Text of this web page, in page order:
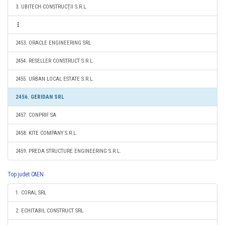
3. UBITECH CONSTRUCŢII S.R.L.
2453. ORACLE ENGINEERING SRL
2454. RESELLER CONSTRUCT S.R.L.
2455. URBAN LOCAL ESTATE S.R.L.
2456. GERIDAN SRL
2457. CONPRIF SA
2458. KITE COMPANY S.R.L.
2459. PREDA STRUCTURE ENGINEERING S.R.L.
Top judet CAEN
1. CORAL SRL
2. ECHITABIL CONSTRUCT SRL